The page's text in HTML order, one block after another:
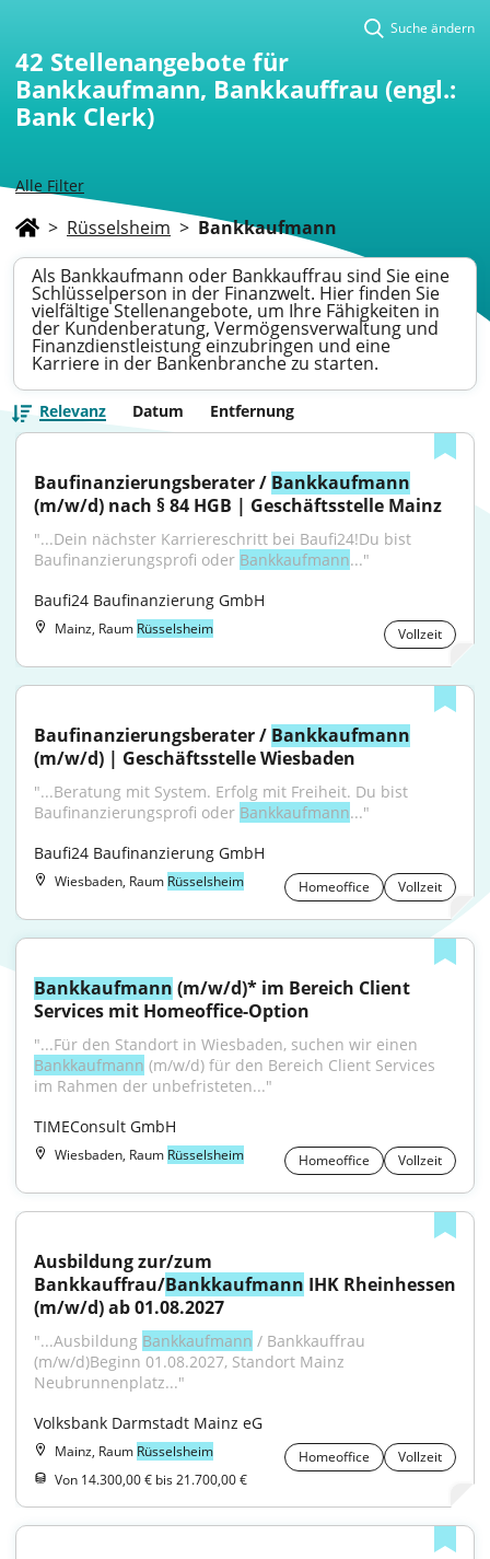
Alle Filter
Suche ändern
42 Stellenangebote für
Bankkaufmann, Bankkauffrau (engl.:
Bank Clerk)
> Rüsselsheim > Bankkaufmann
Als Bankkaufmann oder Bankkauffrau sind Sie eine
Schlüsselperson in der Finanzwelt. Hier finden Sie
vielfältige Stellenangebote, um Ihre Fähigkeiten in
der Kundenberatung, Vermögensverwaltung und
Finanzdienstleistung einzubringen und eine
Karriere in der Bankenbranche zu starten.
Relevanz Datum Entfernung
Baufinanzierungsberater / Bankkaufmann
(m/w/d) nach § 84 HGB | Geschäftsstelle Mainz
"...Dein nächster Karriereschritt bei Baufi24!Du bist
Baufinanzierungsprofi oder Bankkaufmann..."
Baufi24 Baufinanzierung GmbH
Mainz, Raum Rüsselsheim Vollzeit
Baufinanzierungsberater / Bankkaufmann
(m/w/d) | Geschäftsstelle Wiesbaden
"...Beratung mit System. Erfolg mit Freiheit. Du bist
Baufinanzierungsprofi oder Bankkaufmann..."
Baufi24 Baufinanzierung GmbH
Wiesbaden, Raum Rüsselsheim Homeoffice Vollzeit
Bankkaufmann (m/w/d)* im Bereich Client
Services mit Homeoffice-Option
Bankkaufmann (m/w/d) für den Bereich Client Services
im Rahmen der unbefristeten..."
TIMEConsult GmbH
Wiesbaden, Raum Rüsselsheim Homeoffice Vollzeit
Ausbildung zur/zum
Bankkauffrau/Bankkaufmann IHK Rheinhessen
(m/w/d) ab 01.08.2027
"...Ausbildung Bankkaufmann / Bankkauffrau
(m/w/d)Beginn 01.08.2027, Standort Mainz
Neubrunnenplatz..."
Volksbank Darmstadt Mainz eG
Mainz, Raum Rüsselsheim Homeoffice
Vollzeit
Von 14.300,00 € bis 21.700,00 €